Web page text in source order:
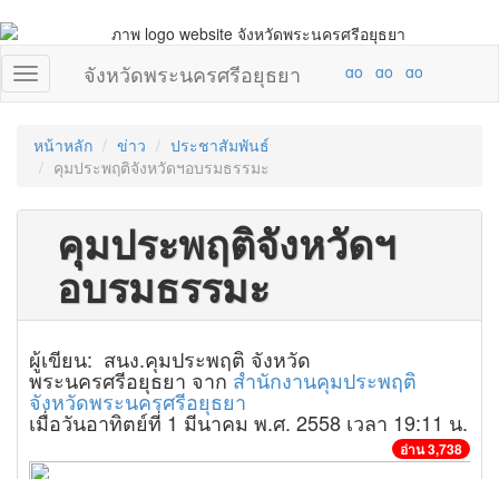
จังหวัดพระนครศรีอยุธยา
หน้าหลัก ข่าว
ประชาสัมพันธ์
คุมประพฤติจังหวัดฯอบรมธรรมะ
คุมประพฤติจังหวัดฯ
อบรมธรรมะ
ผู้เขียน: สนง.คุมประพฤติ จังหวัด
พระนครศรีอยุธยา จากสำนักงานคุมประพฤติ
จังหวัดพระนครศรีอยุธยา
เมื่อวันอาทิตย์ที่ 1 มีนาคม พ.ศ. 2558 เวลา 19:11 น.
อ่าน 3,738